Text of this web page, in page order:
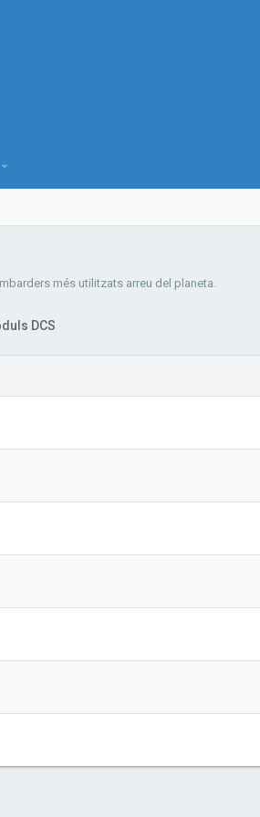
més utilitzats arreu del planeta.
DCS